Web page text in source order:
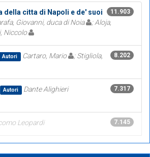
11.903
della citta di Napoli e de' suoi
Giovanni, duca di Noia
; Aloja,
Niccolo
8.202
Autori Cartaro, Mario
; Stigliola,
7.317
Autori Dante Alighieri
7.145
Leopardi